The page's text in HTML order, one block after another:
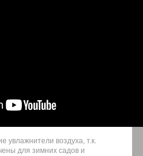
увлажнители воздуха, т.к.
для зимних садов и